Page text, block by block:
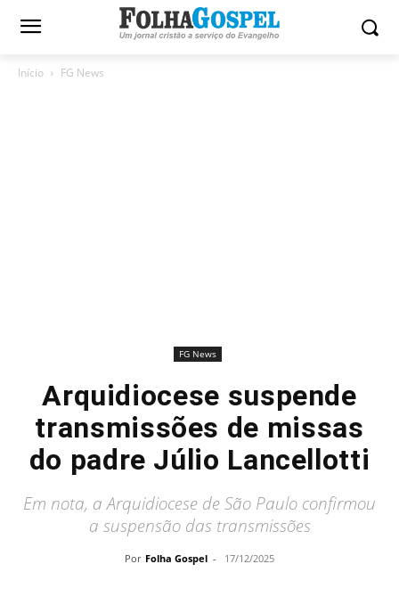
Início FG News
FG News
Arquidiocese suspende
transmissões de missas
do padre Júlio Lancellotti
Em nota, a Arquidiocese de São Paulo confirmou
a suspensão das transmissões
Por Folha Gospel - 17/12/2025